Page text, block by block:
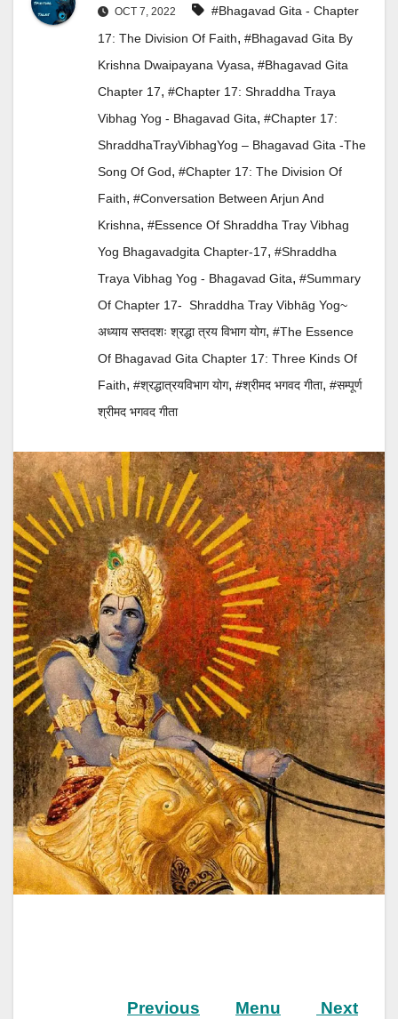
OCT 7, 2022
#Bhagavad Gita - Chapter
17: The Division Of Faith, #Bhagavad Gita By
Krishna Dwaipayana Vyasa, #Bhagavad Gita
Chapter 17, #Chapter 17: Shraddha Traya
Vibhag Yog - Bhagavad Gita, #Chapter 17:
ShraddhaTrayVibhagYog – Bhagavad Gita -The
Song Of God, #Chapter 17: The Division Of
Faith, #Conversation Between Arjun And
Krishna, #Essence Of Shraddha Tray Vibhag
Yog Bhagavadgita Chapter-17, #Shraddha
Traya Vibhag Yog - Bhagavad Gita, #Summary
Of Chapter 17- Shraddha Tray Vibhāg Yog~
अध्याय सप्तदशः श्रद्धा त्रय विभाग योग, #The Essence
Of Bhagavad Gita Chapter 17: Three Kinds Of
Faith, #श्रद्धात्रयविभाग योग, #श्रीमद भगवद गीता, #सम्पूर्ण
श्रीमद भगवद गीता
Previous Menu Next